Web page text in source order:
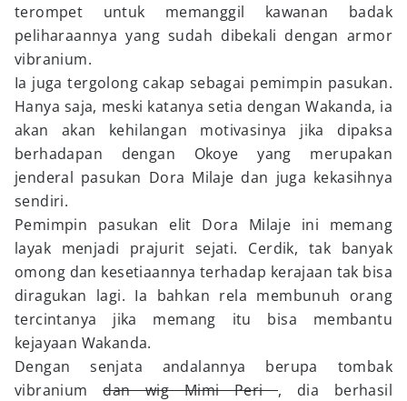
terompet untuk memanggil kawanan badak
peliharaannya yang sudah dibekali dengan armor
vibranium.
Ia juga tergolong cakap sebagai pemimpin pasukan.
Hanya saja, meski katanya setia dengan Wakanda, ia
akan akan kehilangan motivasinya jika dipaksa
berhadapan dengan Okoye yang merupakan
jenderal pasukan Dora Milaje dan juga kekasihnya
sendiri.
Pemimpin pasukan elit Dora Milaje ini memang
layak menjadi prajurit sejati. Cerdik, tak banyak
omong dan kesetiaannya terhadap kerajaan tak bisa
diragukan lagi. Ia bahkan rela membunuh orang
tercintanya jika memang itu bisa membantu
kejayaan Wakanda.
Dengan senjata andalannya berupa tombak
vibraniumdan wig Mimi Peri, dia berhasil